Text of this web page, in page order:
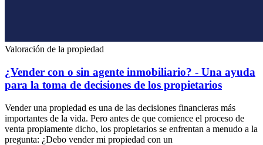
Valoración de la propiedad
¿Vender con o sin agente inmobiliario? - Una ayuda
para la toma de decisiones de los propietarios
Vender una propiedad es una de las decisiones financieras más
importantes de la vida. Pero antes de que comience el proceso de
venta propiamente dicho, los propietarios se enfrentan a menudo a la
pregunta: ¿Debo vender mi propiedad con un